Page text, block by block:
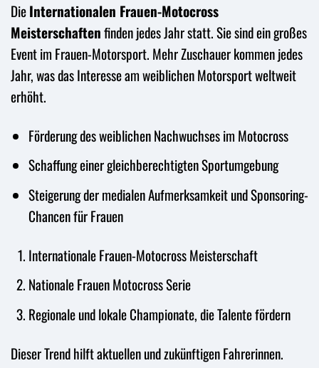
DieInternationalen Frauen-Motocross
Meisterschaftenfinden jedes Jahr statt. Sie sind ein großes
Event im Frauen-Motorsport. Mehr Zuschauer kommen jedes
Jahr, was das Interesse am weiblichen Motorsport weltweit
erhöht.
Förderung des weiblichen Nachwuchses im Motocross
Schaffung einer gleichberechtigten Sportumgebung
Steigerung der medialen Aufmerksamkeit und Sponsoring-
Chancen für Frauen
Internationale Frauen-Motocross Meisterschaft
Nationale Frauen Motocross Serie
Regionale und lokale Championate, die Talente fördern
Dieser Trend hilft aktuellen und zukünftigen Fahrerinnen.